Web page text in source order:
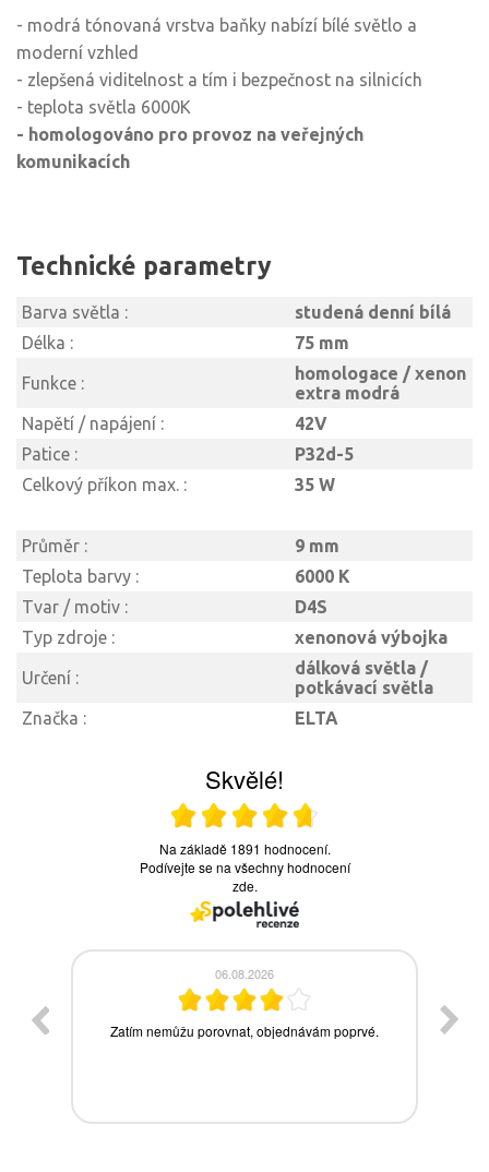
- modrá tónovaná vrstva baňky nabízí bílé světlo a
moderní vzhled
- zlepšená viditelnost a tím i bezpečnost na silnicích
- teplota světla 6000K
- homologováno pro provoz na veřejných
komunikacích
Technické parametry
Barva světla :
studená denní bílá
Délka :
75 mm
Funkce :
homologace / xenon
extra modrá
Napětí / napájení :
42V
Patice :
P32d-5
Celkový příkon max. :
35 W
Průměr :
9 mm
Teplota barvy :
6000 K
Tvar / motiv :
D4S
Typ zdroje :
xenonová výbojka
Určení :
dálková světla /
potkávací světla
Značka :
ELTA